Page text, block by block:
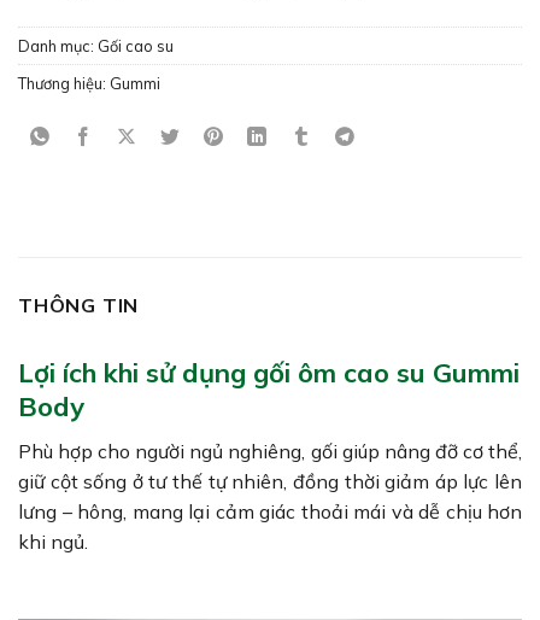
Danh mục: Gối cao su
Thương hiệu: Gummi
THÔNG TIN
Lợi ích khi sử dụng gối ôm cao su Gummi
Body
Phù hợp cho người ngủ nghiêng, gối giúp nâng đỡ cơ thể,
giữ cột sống ở tư thế tự nhiên, đồng thời giảm áp lực lên
lưng – hông, mang lại cảm giác thoải mái và dễ chịu hơn
khi ngủ.